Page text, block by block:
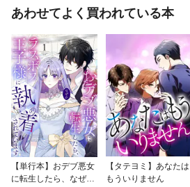
あわせてよく買われている本
【単行本】おデブ悪女
に転生したら、なぜか
【タテヨミ】あなたは
もういりません